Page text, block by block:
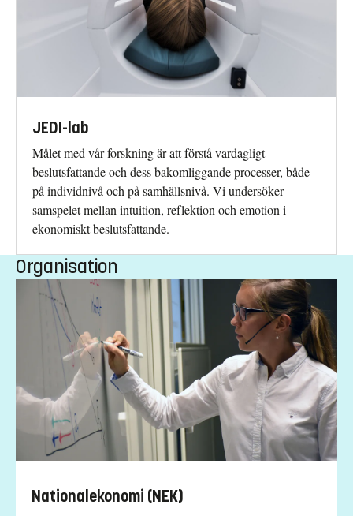
JEDI-lab
Målet med vår forskning är att förstå vardagligt
beslutsfattande och dess bakomliggande processer, både
på individnivå och på samhällsnivå. Vi undersöker
samspelet mellan intuition, reflektion och emotion i
ekonomiskt beslutsfattande.
Organisation
Nationalekonomi (NEK)